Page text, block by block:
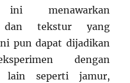
menawarkan
dan tekstur yang
pun dapat dijadikan
dengan
lain seperti jamur,